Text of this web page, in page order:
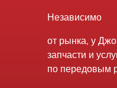
Независимо
от рынка, у
запчасти и
по передовым